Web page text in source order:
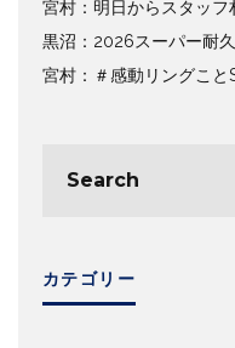
宮村：明日からスタッフ
黒沼：2026スーパー耐
宮村：＃感動リングこ
カテゴリー